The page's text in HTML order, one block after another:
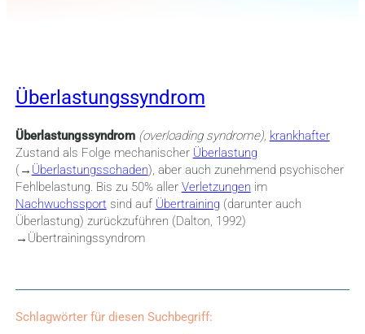
Überlastungssyndrom
Überlastungssyndrom (overloading syndrome), krankhafter
Zustand als Folge mechanischer Überlastung
(→ Überlastungsschaden), aber auch zunehmend psychischer
Fehlbelastung. Bis zu 50% aller Verletzungen im
Nachwuchssportsind auf Übertraining (darunter auch
Überlastung) zurückzuführen (Dalton, 1992)
→Übertrainingssyndrom
Schlagwörter für diesen Suchbegriff: